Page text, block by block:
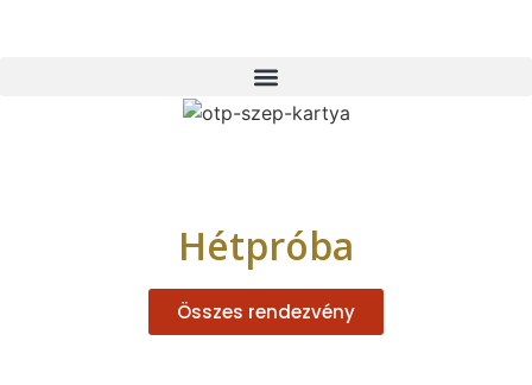
Hétpróba
Összes rendezvény